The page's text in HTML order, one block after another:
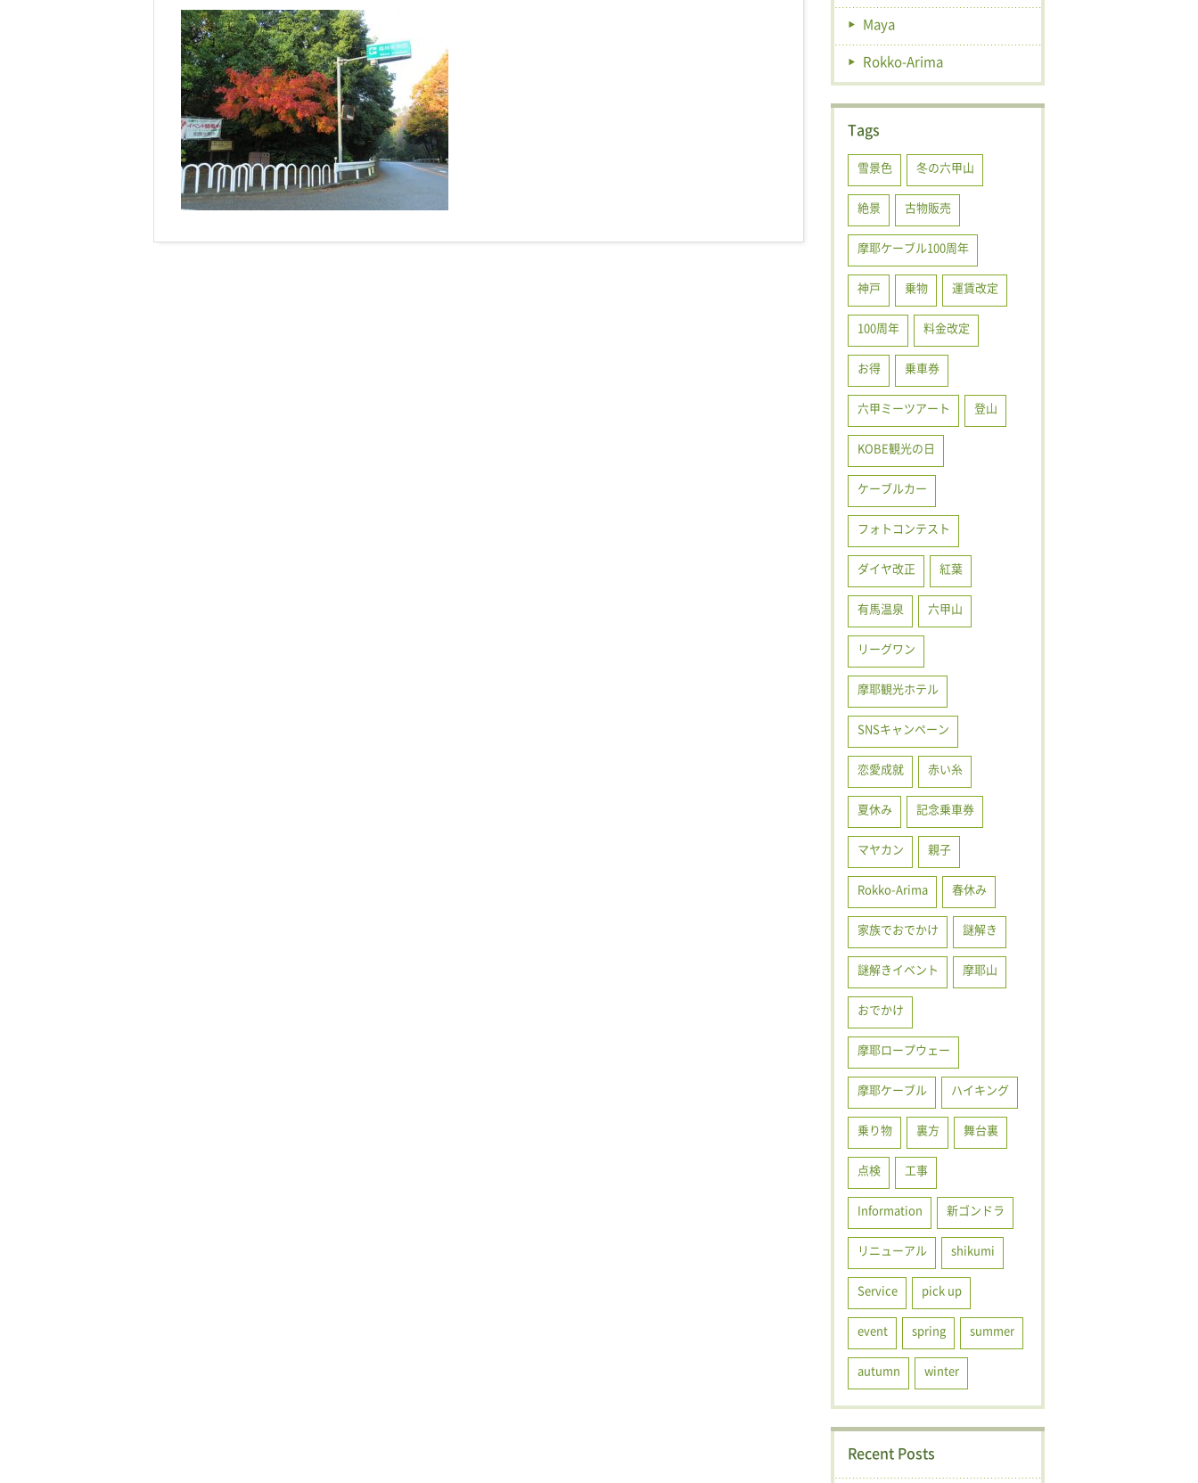
Maya
Rokko-Arima
Tags
雪景色 冬の六甲山
絶景 古物販売
摩耶ケーブル100周年
神戸 乗物 運賃改定
100周年 料金改定
お得 乗車券
六甲ミーツアート 登山
KOBE観光の日
ケーブルカー
フォトコンテスト
ダイヤ改正 紅葉
有馬温泉 六甲山
リーグワン
摩耶観光ホテル
SNSキャンペーン
恋愛成就 赤い糸
夏休み 記念乗車券
マヤカン 親子
Rokko-Arima 春休み
家族でおでかけ 謎解き
謎解きイベント 摩耶山
おでかけ
摩耶ロープウェー
摩耶ケーブル ハイキング
乗り物 裏方 舞台裏
点検 工事
Information 新ゴンドラ
リニューアル shikumi
Service pick up
event spring summer
autumn winter
Recent Posts